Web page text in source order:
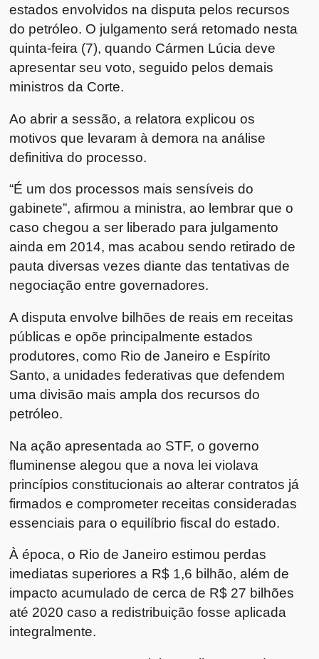
estados envolvidos na disputa pelos recursos
do petróleo. O julgamento será retomado nesta
quinta-feira (7), quando Cármen Lúcia deve
apresentar seu voto, seguido pelos demais
ministros da Corte.
Ao abrir a sessão, a relatora explicou os
motivos que levaram à demora na análise
definitiva do processo.
“É um dos processos mais sensíveis do
gabinete”, afirmou a ministra, ao lembrar que o
caso chegou a ser liberado para julgamento
ainda em 2014, mas acabou sendo retirado de
pauta diversas vezes diante das tentativas de
negociação entre governadores.
A disputa envolve bilhões de reais em receitas
públicas e opõe principalmente estados
produtores, como Rio de Janeiro e Espírito
Santo, a unidades federativas que defendem
uma divisão mais ampla dos recursos do
petróleo.
Na ação apresentada ao STF, o governo
fluminense alegou que a nova lei violava
princípios constitucionais ao alterar contratos já
firmados e comprometer receitas consideradas
essenciais para o equilíbrio fiscal do estado.
À época, o Rio de Janeiro estimou perdas
imediatas superiores a R$ 1,6 bilhão, além de
impacto acumulado de cerca de R$ 27 bilhões
até 2020 caso a redistribuição fosse aplicada
integralmente.